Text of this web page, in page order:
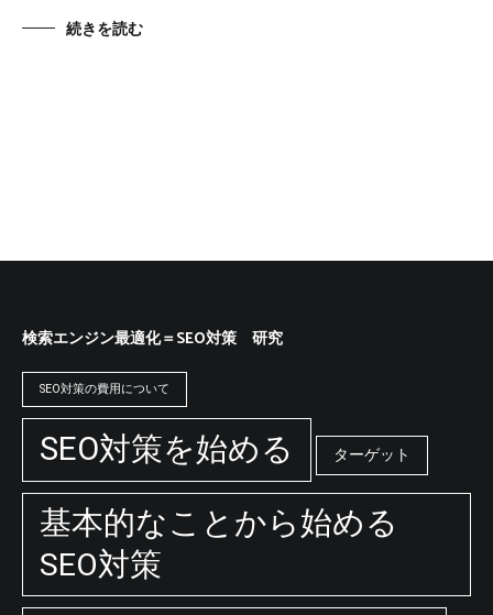
続きを読む
検索エンジン最適化＝SEO対策 研究
SEO対策の費用について
SEO対策を始める ターゲット
基本的なことから始める
SEO対策